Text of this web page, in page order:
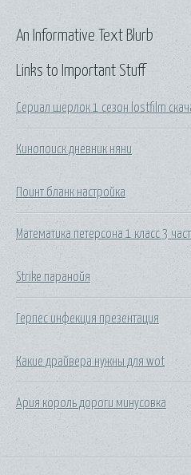
Links to Important Stuff
Сериал шерлок 1 сезон lostfilm
Кинопоиск дневник няни
Поинт бланк настройка
Математика петерсона 1 класс 3
Strike паранойя
Герпес инфекция презентация
Какие драйвера нужны для wot
Ария король дороги минусовка
An Informative Text Blurb